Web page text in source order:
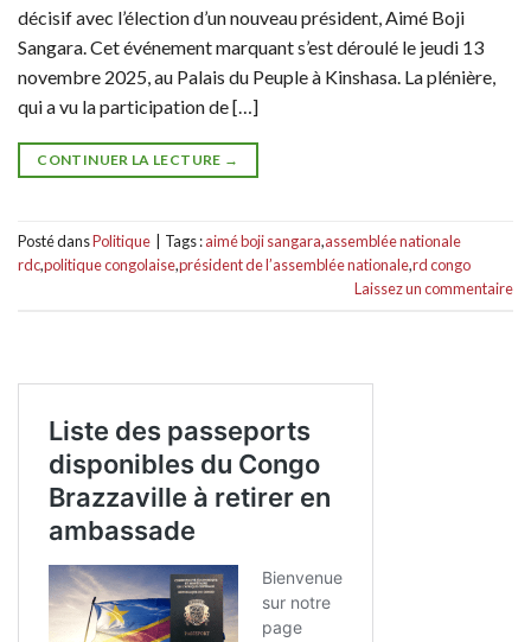
décisif avec l’élection d’un nouveau président, Aimé Boji
Sangara. Cet événement marquant s’est déroulé le jeudi 13
novembre 2025, au Palais du Peuple à Kinshasa. La plénière,
qui a vu la participation de […]
CONTINUER LA LECTURE →
Posté dansPolitique Tags :aimé boji sangara,assemblée nationale
rdc,politique congolaise,président de l’assemblée nationale,rd congo
Laissez un commentaire